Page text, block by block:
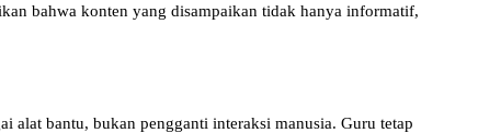
bahwa konten yang disampaikan tidak hanya informatif,
alat bantu, bukan pengganti interaksi manusia. Guru tetap